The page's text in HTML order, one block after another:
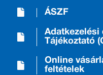
ÁSZF
Adatkezelési
Tájékoztató
Online
feltételek